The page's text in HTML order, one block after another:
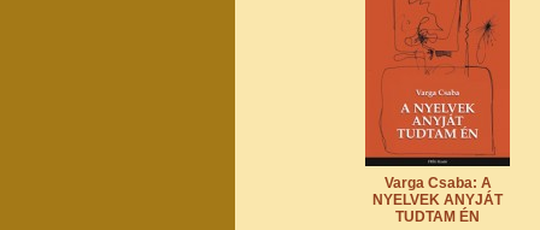
Varga Csaba: A
NYELVEK ANYJÁT
TUDTAM ÉN